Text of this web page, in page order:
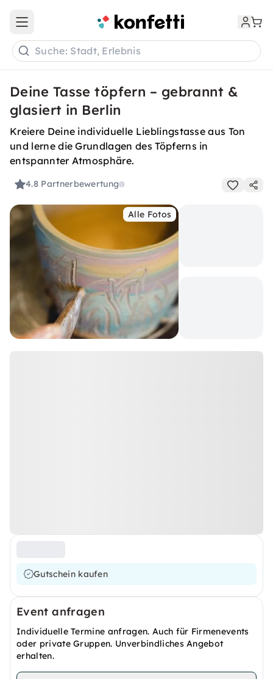
Open main menu
Suche: Stadt, Erlebnis
Deine Tasse töpfern – gebrannt &
glasiert in Berlin
Kreiere Deine individuelle Lieblingstasse aus Ton
und lerne die Grundlagen des Töpferns in
entspannter Atmosphäre.
4.8 Partnerbewertung
Alle Fotos
Gutschein kaufen
Event anfragen
Individuelle Termine anfragen. Auch für Firmenevents
oder private Gruppen. Unverbindliches Angebot
erhalten.